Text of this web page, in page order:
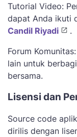
Tutorial Video:
dapat Anda ikuti
Candil Riyadi
.
Forum
lain untuk
bersama.
Lisensi dan
Source code
dirilis dengan